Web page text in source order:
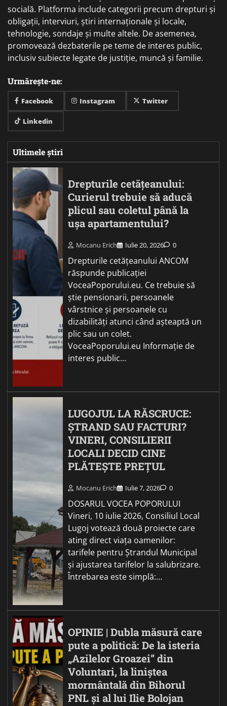
socială. Platforma include categorii precum drepturi și
obligații, interviuri, știri internaționale și locale,
tehnologie, sondaje și multe altele. De asemenea,
promovează dezbaterile pe teme de interes public,
inclusiv subiecte legate de justiție, muncă și familie.
Urmărește-ne:
Facebook Instagram Twitter
Linkedin
Ultimele știri
Drepturile cetățeanului:
Curierul trebuie să aducă
plicul sau coletul până la
ușa apartamentului?
Mocanu Erich Iulie 20, 2026 0
Drepturile cetățeanului ANCOM
răspunde publicației
VoceaPoporului.eu. Ce trebuie să
știe pensionarii, persoanele
vârstnice și persoanele cu
dizabilități atunci când așteaptă un
plic sau un colet.
VoceaPoporului.eu Informație de
interes public…
LUGOJUL LA RĂSCRUCE:
ȘTRAND SAU FACTURI?
VINERI, CONSILIERII
LOCALI DECID CINE
PLĂTEȘTE PREȚUL
Mocanu Erich Iulie 7, 2026 0
DOSARUL VOCEA POPORULUI
Vineri, 10 iulie 2026, Consiliul Local
Lugoj votează două proiecte care
ating direct viața oamenilor:
tarifele pentru Ștrandul Municipal
și ajustarea tarifelor la salubrizare.
Întrebarea este simplă:…
OPINIE | Dubla măsură care
pute a politică: De la isteria
„Azilelor Groazei” din
Voluntari, la liniștea
mormântală din Bihorul
PNL și al lui Ilie Bolojan